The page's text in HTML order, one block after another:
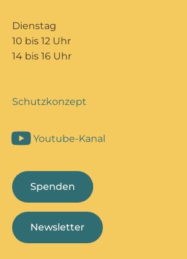
Dienstag
10 bis 12 Uhr
14 bis 16 Uhr
Schutzkonzept
Youtube-Kanal
Spenden
Newsletter